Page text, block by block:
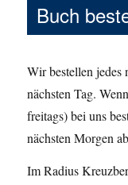
Buch
Wir bestellen jedes
nächsten Tag.
freitags) bei uns
nächsten Morgen
Im Radius